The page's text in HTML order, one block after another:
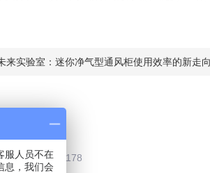
来实验室：迷你净气型通风柜使用效率的新走向
：0510-83787178
服人员不在
息，我们会